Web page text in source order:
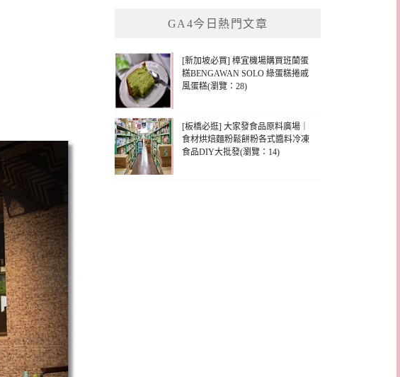
GA4今日熱門文章
[新加坡必買] 樟宜機場購買班蘭蛋
糕BENGAWAN SOLO 綠蛋糕捲戚
風蛋糕(瀏覽：28)
[板橋必逛] 大家發食品原料廣場｜
食材烘焙麵粉鬆餅粉各式醬料冷凍
食品DIY大批發(瀏覽：14)